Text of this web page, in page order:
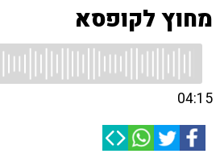
מחוץ לקופסא
04:15